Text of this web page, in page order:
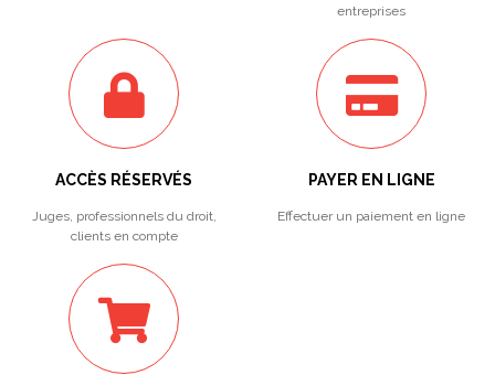
entreprises
ACCÈS RÉSERVÉS
Juges, professionnels du droit,
clients en compte
PAYER EN LIGNE
Effectuer un paiement en ligne